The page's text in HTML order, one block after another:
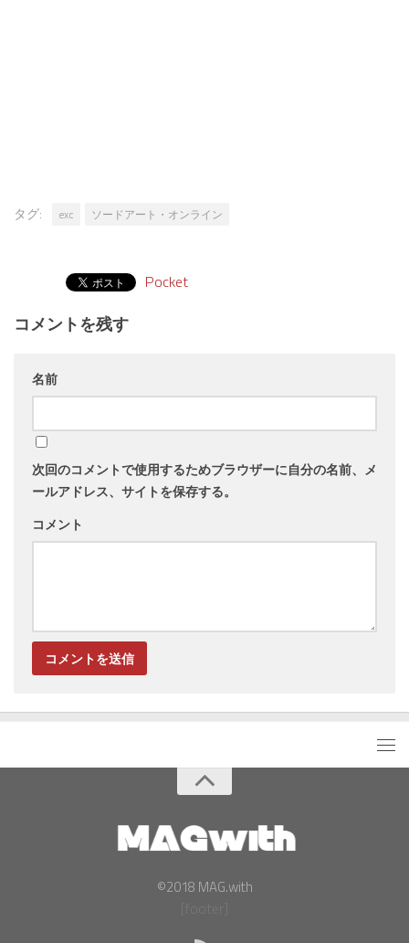
タグ: exc ソードアート・オンライン
Pocket
コメントを残す
名前
次回のコメントで使用するためブラウザーに自分の名前、メ
ールアドレス、サイトを保存する。
コメント
©2018 MAG.with